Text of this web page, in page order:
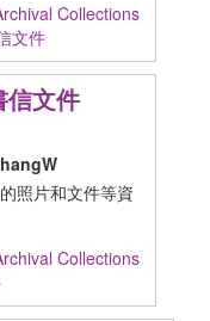
Collections
文件
信文件
照片和文件等資
Collections